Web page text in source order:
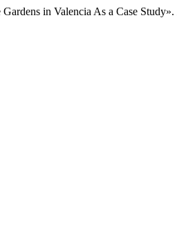
in Valencia As a Case Study».